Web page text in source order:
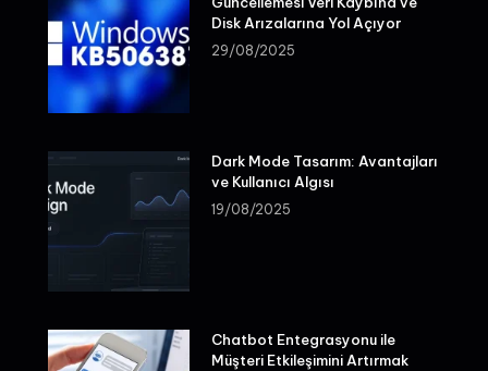
Disk Arızalarına Yol Açıyor
29/08/2025
Dark Mode Tasarım: Avantajları
ve Kullanıcı Algısı
19/08/2025
Chatbot Entegrasyonu ile
Müşteri Etkileşimini Artırmak